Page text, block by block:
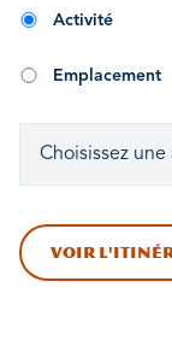
Activité
Emplacement
VOIR